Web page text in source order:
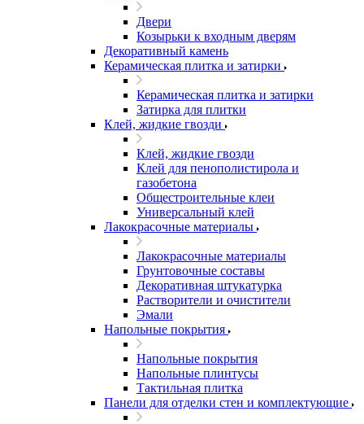
Двери
Козырьки к входным дверям
Декоративный камень
Керамическая плитка и затирки
Керамическая плитка и затирки
Затирка для плитки
Клей, жидкие гвозди
Клей, жидкие гвозди
Клей для пенополистирола и
газобетона
Общестроительные клеи
Универсальный клей
Лакокрасочные материалы
Лакокрасочные материалы
Грунтовочные составы
Декоративная штукатурка
Растворители и очистители
Эмали
Напольные покрытия
Напольные покрытия
Напольные плинтусы
Тактильная плитка
Панели для отделки стен и комплектующие